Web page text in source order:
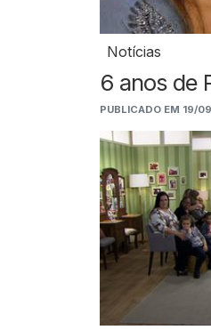
Notícias
6 anos de
PUBLICADO EM 19/